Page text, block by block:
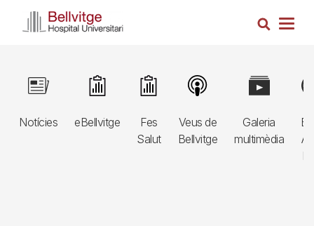
Cerca
Navegació
principal
3r
Notícies
Image
eBellvitge
Image
Fes
Salut
Image
Veus de
Bellvitge
Image
Galeria
multimèdia
Image